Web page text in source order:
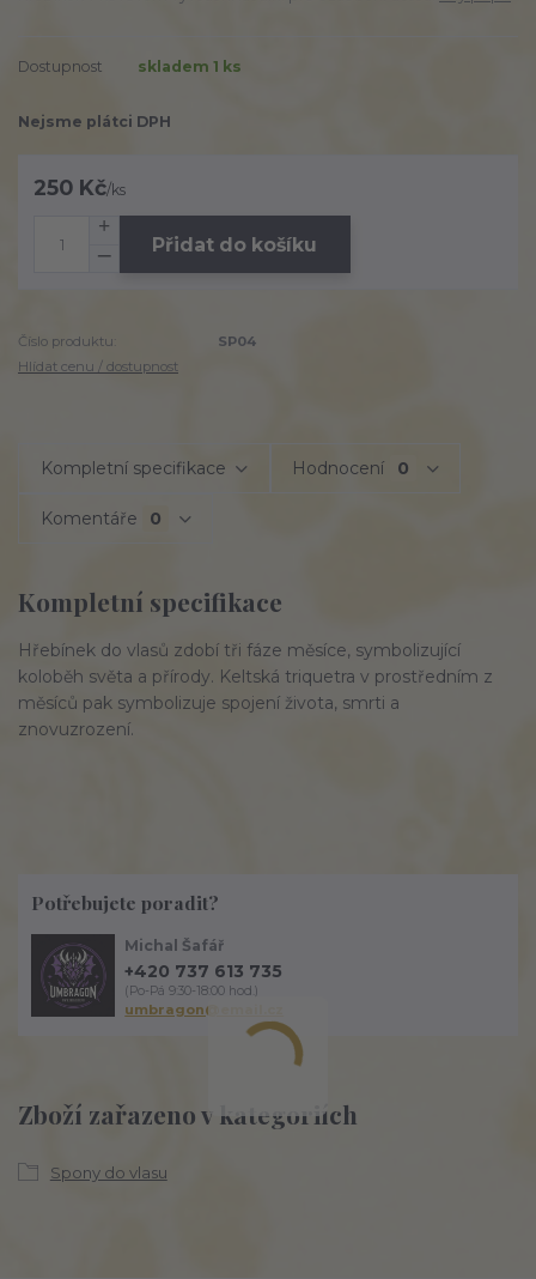
Dostupnost skladem 1 ks
Nejsme plátci DPH
250 Kč/ks
Přidat do košíku
Číslo produktu:
SP04
Hlídat cenu / dostupnost
Kompletní specifikace Hodnocení 0
Komentáře 0
Kompletní specifikace
Hřebínek do vlasů zdobí tři fáze měsíce, symbolizující
koloběh světa a přírody. Keltská triquetra v prostředním z
měsíců pak symbolizuje spojení života, smrti a
znovuzrození.
Zboží zařazeno v kategoriích
Spony do vlasu
Potřebujete poradit?
Michal Šafář
+420 737 613 735
(Po-Pá 9:30-18:00 hod.)
umbragon@email.cz